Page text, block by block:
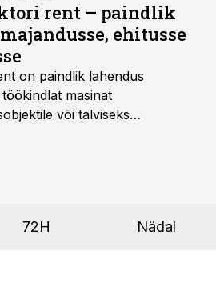
rent – paindlik
ehitusse
on paindlik lahendus
masinat
või talviseks
on oluline.
72H Nädal